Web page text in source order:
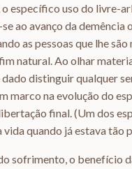
o específico uso do livre-
ao avanço da demência
as pessoas que lhe
natural. Ao olhar
dado distinguir qualquer
marco na evolução do
final. (Um dos
vida quando já estava tão
sofrimento, o benefício